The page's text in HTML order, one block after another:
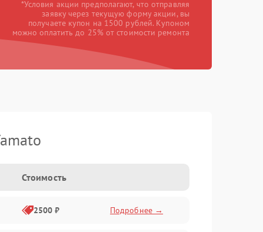
*Условия акции предполагают, что отправляя
заявку через текущую форму акции, вы
получаете купон на 1500 рублей. Купоном
можно оплатить до 25% от стоимости ремонта
Стоимость
2500 ₽ Подробнее →